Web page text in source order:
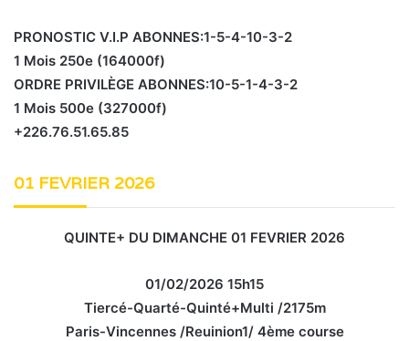
PRONOSTIC V.I.P ABONNES:1-5-4-10-3-2
1 Mois 250e (164000f)
ORDRE PRIVILÈGE ABONNES:10-5-1-4-3-2
1 Mois 500e (327000f)
+226.76.51.65.85
01 FEVRIER 2026
QUINTE+ DU DIMANCHE 01 FEVRIER 2026
01/02/2026 15h15
Tiercé-Quarté-Quinté+Multi /2175m
Paris-Vincennes /Reuinion1/ 4ème course